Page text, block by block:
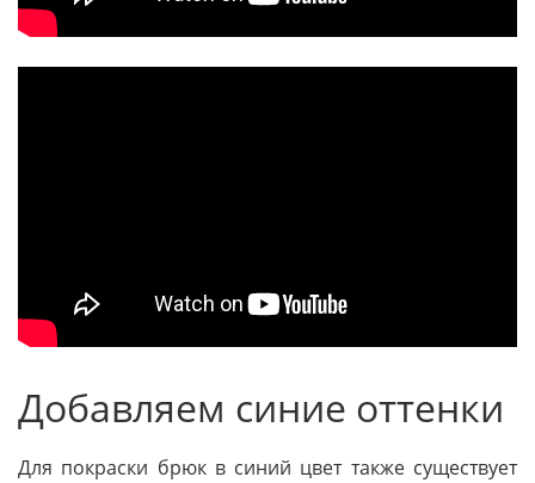
Добавляем синие оттенки
Для покраски брюк в синий цвет также существует